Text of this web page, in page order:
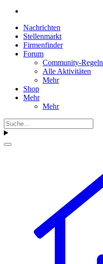
Nachrichten
Stellenmarkt
Firmenfinder
Forum
Community-Regeln
Alle Aktivitäten
Mehr
Shop
Mehr
Mehr